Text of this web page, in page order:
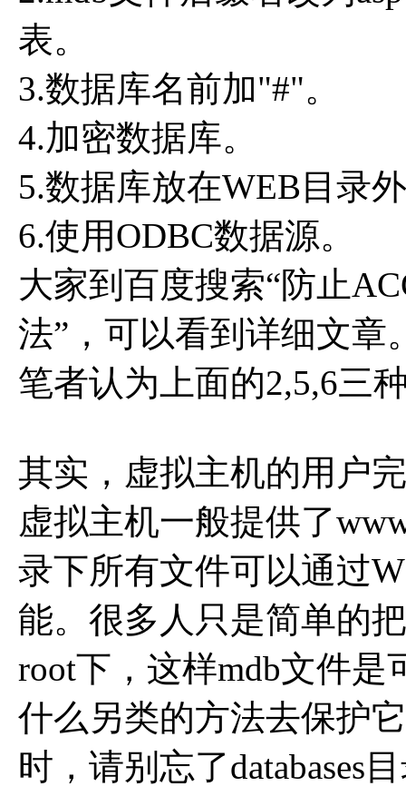
表。
3.数据库名前加"#"。
4.加密数据库。
5.数据库放在WEB目录
6.使用ODBC数据源。
大家到百度搜索“防止
法”，可以看到详细文章
笔者认为上面的2,5,6三
其实，虚拟主机的用户
虚拟主机一般提供了
录下所有文件可以通过
能。很多人只是简单的
root下，这样mdb文件
什么另类的方法去保护
时，请别忘了databases